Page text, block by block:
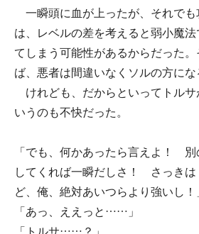
一瞬頭に血が上ったが、それでも
は、レベルの差を考えると弱小魔
てしまう可能性があるからだった
ば、悪者は間違いなくソルの方にな
けれども、だからといってトルサ
いうのも不快だった。
「でも、何かあったら言えよ！
してくれば一瞬だしさ！ さっきは
ど、俺、絶対あいつらより強いし！
「あっ、ええっと……」
「トルサ……？」